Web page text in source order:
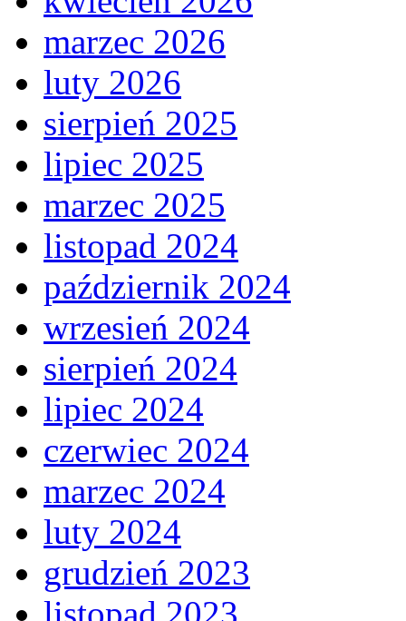
marzec 2026
luty 2026
sierpień 2025
lipiec 2025
marzec 2025
listopad 2024
październik 2024
wrzesień 2024
sierpień 2024
lipiec 2024
czerwiec 2024
marzec 2024
luty 2024
grudzień 2023